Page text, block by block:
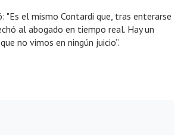
"Es el mismo Contardi que, tras enterarse
al abogado en tiempo real. Hay un
no vimos en ningún juicio”.